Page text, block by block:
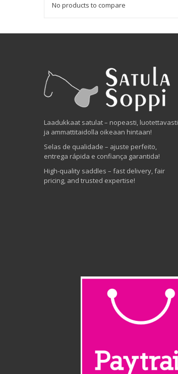
No products to compare
Laadukkaat satulat – nopeasti, luotettavasti
ja ammattitaidolla oikeaan hintaan!
Selas de qualidade – ajuste perfeito,
entrega rápida e confiança garantida!
High-quality saddles – fast delivery, fair
pricing, and trusted expertise!